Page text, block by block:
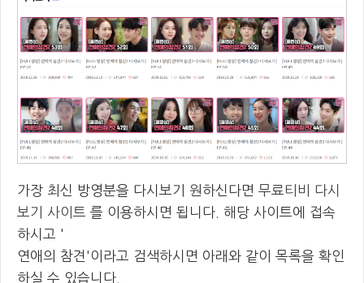
가장 최신 방영분을 다시보기 원하신다면 무료티비 다시
보기 사이트 를 이용하시면 됩니다. 해당 사이트에 접속
하시고 '
연애의 참견'이라고 검색하시면 아래와 같이 목록을 확인
하실 수 있습니다.